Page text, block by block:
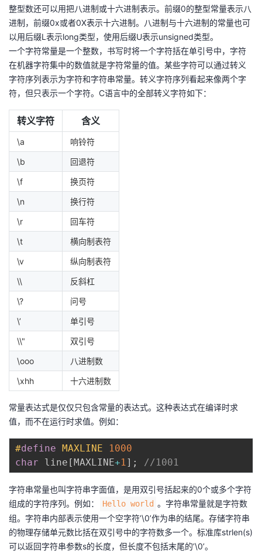
整型数还可以用把八进制或十六进制表示。前缀0的整型常量表示八
进制，前缀0x或者0X表示十六进制。八进制与十六进制的常量也可
以用后缀L表示long类型，使用后缀U表示unsigned类型。
一个字符常量是一个整数，书写时将一个字符括在单引号中，字符
在机器字符集中的数值就是字符常量的值。某些字符可以通过转义
字符序列表示为字符和字符串常量。转义字符序列看起来像两个字
符，但只表示一个字符。C语言中的全部转义字符如下：
转义字符 含义
\a
响铃符
\b
回退符
\f
换页符
\n
换行符
\r
回车符
\t
横向制表符
\v
纵向制表符
\\
反斜杠
\?
问号
\’
单引号
\\"
双引号
\ooo
八进制数
\xhh
十六进制数
常量表达式是仅仅只包含常量的表达式。这种表达式在编译时求
值，而不在运行时求值。例如：
#define MAXLINE
1000
char line [MAXLINE+1 ] ; //1001
字符串常量也叫字符串字面值，是用双引号括起来的0个或多个字符
组成的字符序列。例如：
Hello world 。字符串常量就是字符数
组。字符串内部表示使用一个空字符’\0’作为串的结尾。存储字符串
的物理存储单元数比括在双引号中的字符数多一个。标准库strlen(s)
可以返回字符串参数s的长度，但长度不包括末尾的’\0’。